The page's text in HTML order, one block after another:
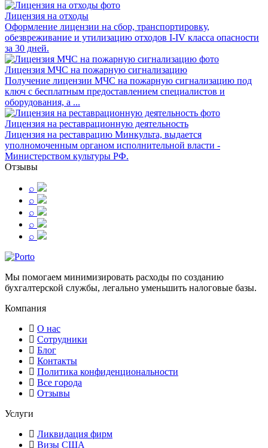
Лицензия на отходы
Оформление лицензии на сбор, транспортировку,
обезвреживание и утилизацию отходов I-IV класса опасности
за 30 дней.
Лицензия МЧС на пожарную сигнализацию
Получение лицензии МЧС на пожарную сигнализацию под
ключ с бесплатным предоставлением специалистов и
оборудования, а ...
Лицензия на реставрационную деятельность
Лицензия на реставрацию Минкульта, выдается
уполномоченным органом исполнительной власти -
Министерством культуры РФ.
Отзывы
⌕
⌕
⌕
⌕
⌕
Мы помогаем минимизировать расходы по созданию
бухгалтерской службы, легально уменьшить налоговые базы.
Компания
О нас
Сотрудники
Блог
Контакты
Политика конфиденциональности
Все города
Отзывы
Услуги
Ликвидация фирм
Визы США